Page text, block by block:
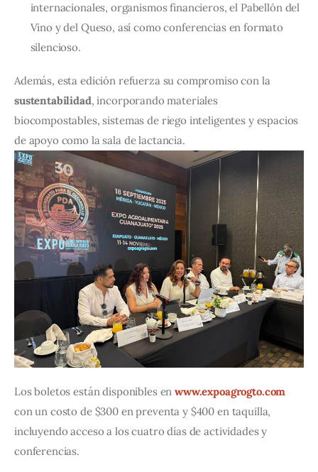
internacionales, organismos financieros, el Pabellón del
Vino y del Queso, así como conferencias en formato
silencioso.
Además, esta edición refuerza su compromiso con la
sustentabilidad, incorporando materiales
biocompostables, sistemas de riego inteligentes y espacios
de apoyo como la sala de lactancia.
Los boletos están disponibles en www.expoagrogto.com
con un costo de $300 en preventa y $400 en taquilla,
incluyendo acceso a los cuatro días de actividades y
conferencias.